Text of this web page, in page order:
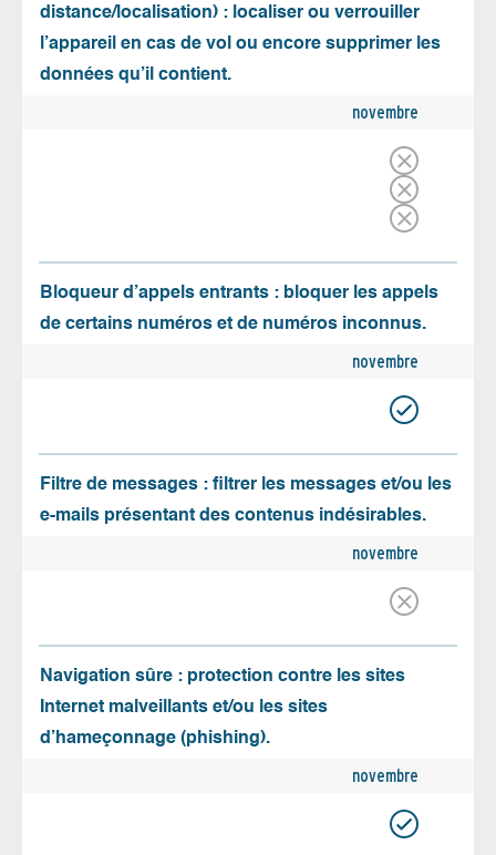
distance/localisation) : localiser ou verrouiller
l’appareil en cas de vol ou encore supprimer les
données qu’il contient.
novembre
Bloqueur d’appels entrants : bloquer les appels
de certains numéros et de numéros inconnus.
novembre
Filtre de messages : filtrer les messages et/ou les
e-mails présentant des contenus indésirables.
novembre
Navigation sûre : protection contre les sites
Internet malveillants et/ou les sites
d’hameçonnage (phishing).
novembre